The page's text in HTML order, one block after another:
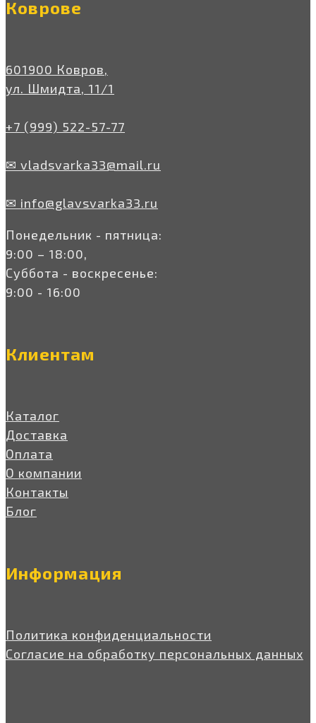
Коврове
601900 Ковров,
ул. Шмидта, 11/1
+7 (999) 522-57-77
✉ vladsvarka33@mail.ru
✉ info@glavsvarka33.ru
Понедельник - пятница:
9:00 – 18:00,
Суббота - воскресенье:
9:00 - 16:00
Клиентам
Каталог
Доставка
Оплата
О компании
Контакты
Блог
Информация
Политика конфиденциальности
Согласие на обработку персональных данных